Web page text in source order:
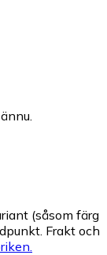
(såsom färg
Frakt och